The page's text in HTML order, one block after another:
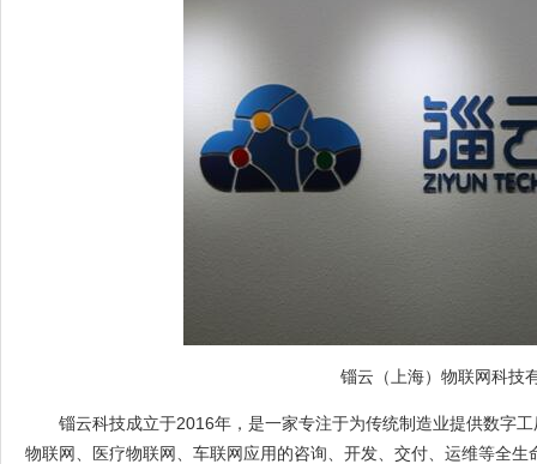
锱云（上海）物联网科技
锱云科技成立于2016年，是一家专注于为传统制造业提供数字
物联网、医疗物联网、车联网应用的咨询、开发、交付、运维等全